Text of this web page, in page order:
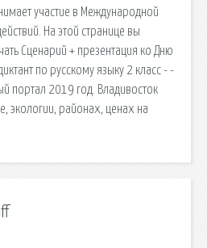
участие в Международной
На этой странице вы
Сценарий + презентация ко Дню
по русскому языку 2 класс - -
портал 2019 год. Владивосток
экологии, районах, ценах на